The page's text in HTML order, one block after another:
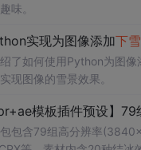
味。
实现为图像添加下雪
了如何使用Python为图像
现图像的雪景效果。
pr+ae模板插件预设】79
包含79组高分辨率